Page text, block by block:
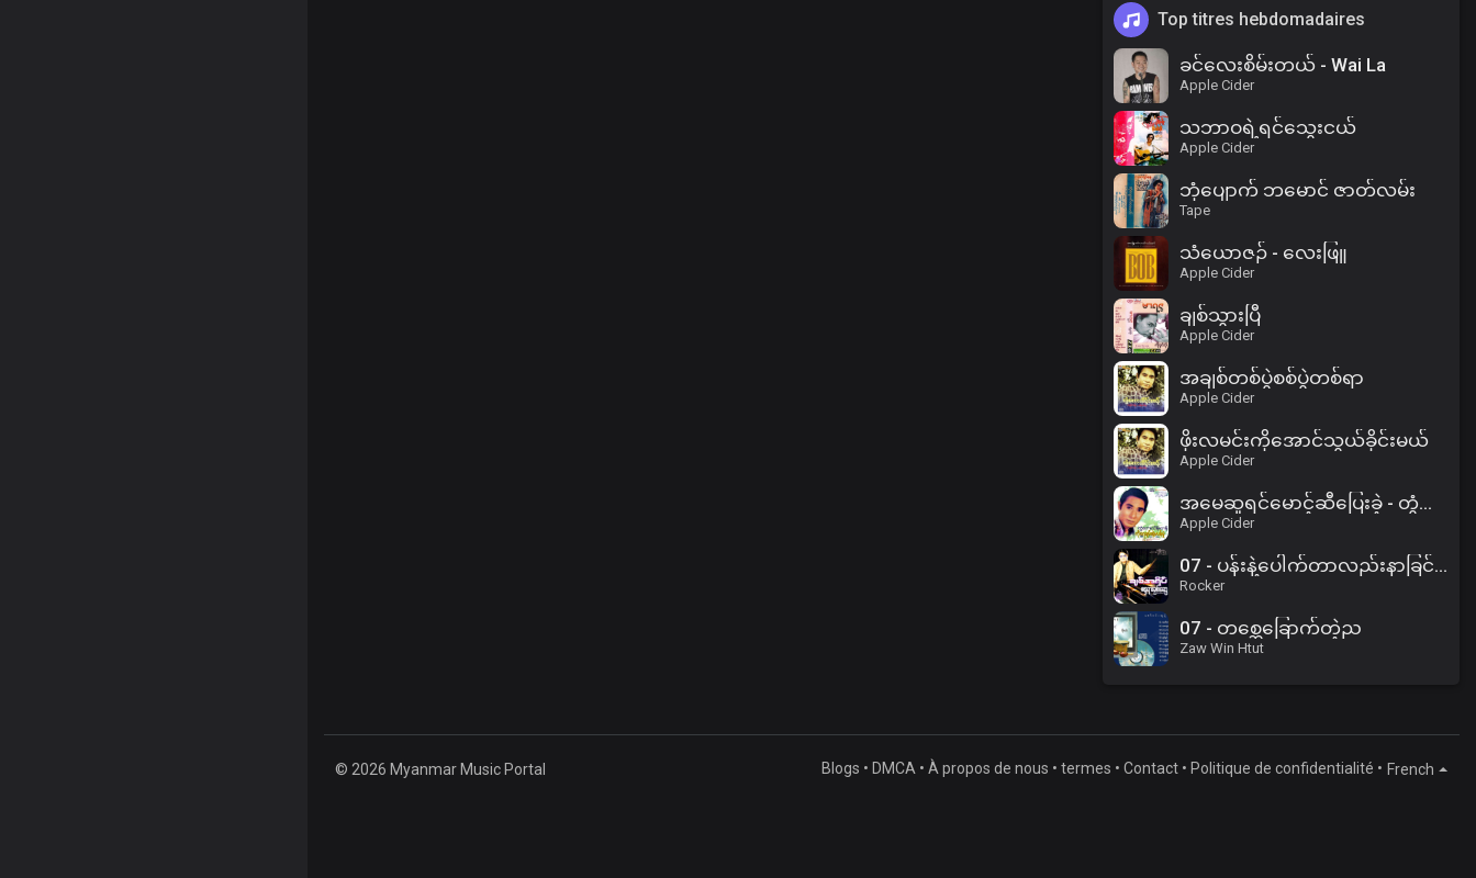
Top titres hebdomadaires
ခင်လေးစိမ်းတယ် - Wai La
Apple Cider
သဘာဝရဲ့ရင်သွေးငယ်
Apple Cider
ဘုံပျောက် ဘမောင် ဇာတ်လမ်း
Tape
သံယောဇဉ် - လေးဖြူ
Apple Cider
ချစ်သွားပြီ
Apple Cider
အချစ်တစ်ပွဲစစ်ပွဲတစ်ရာ
Apple Cider
ဖိုးလမင်းကိုအောင်သွယ်ခိုင်းမယ်
Apple Cider
အမေဆူရင်မောင့်ဆီပြေးခဲ့ - တွံတေးသိန်းတန်
Apple Cider
07 - ပန်းနဲ့ပေါက်တာလည်းနာခြင်တယ်.mp3
Rocker
07 - တစ္ဆေခြောက်တဲ့ည
Zaw Win Htut
© 2026 Myanmar Music Portal Blogs • DMCA •À propos de nous •termes •Contact • Politique de confidentialité • French